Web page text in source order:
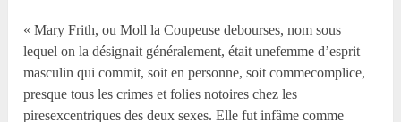
« Mary Frith, ou Moll la Coupeuse debourses, nom sous
lequel on la désignait généralement, était unefemme d’esprit
masculin qui commit, soit en personne, soit commecomplice,
presque tous les crimes et folies notoires chez les
piresexcentriques des deux sexes. Elle fut infâme comme